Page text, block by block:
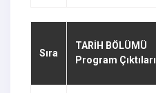
Sıra
TARİH BÖLÜMÜ
Program Çıktıları